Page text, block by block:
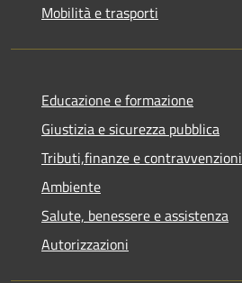
Mobilità e trasporti
Educazione e formazione
Giustizia e sicurezza pubblica
Tributi,finanze e contravvenzioni
Ambiente
Salute, benessere e assistenza
Autorizzazioni